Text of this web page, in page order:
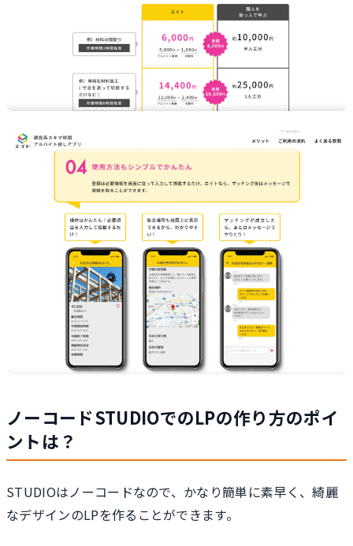
ノーコードSTUDIOでのLPの作り方のポイ
ントは？
STUDIOはノーコードなので、かなり簡単に素早く、綺麗
なデザインのLPを作ることができます。